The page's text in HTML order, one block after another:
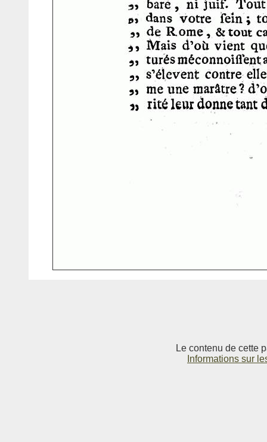
Le contenu de cette
Informations sur